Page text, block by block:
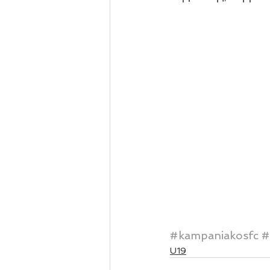
#kampaniakosfc
U19